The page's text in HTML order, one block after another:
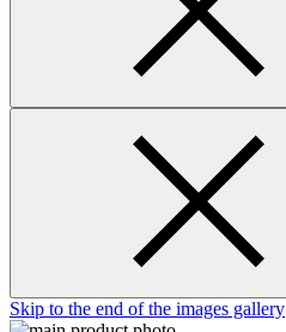
Skip to the end of the images gallery